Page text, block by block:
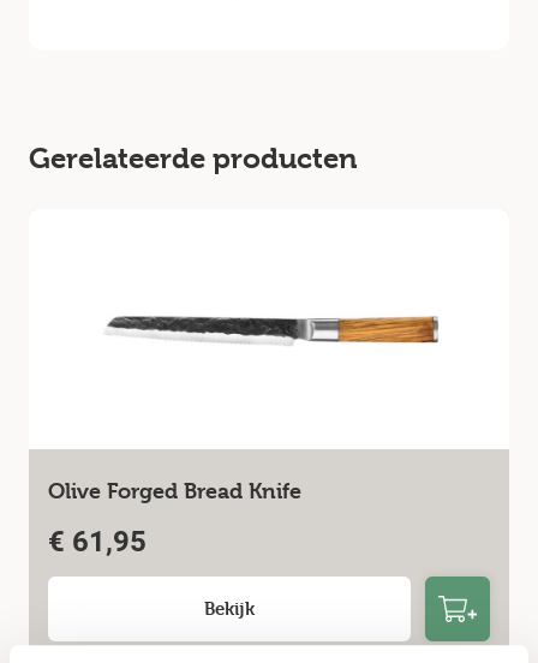
Gerelateerde producten
Olive Forged Bread Knife
€ 61,95
Bekijk